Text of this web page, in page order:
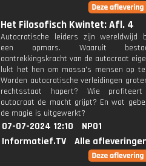
Het Filosofisch Kwintet: Afl. 4
Autocratische leiders zijn wereldwijd
een opmars. Waaruit
aantrekkingskracht van de autocraat
lukt het hen om massa's mensen op
Worden autocratische verleidingen
rechtsstaat hapert? Wie
autocraat de macht grijpt? En wat
de magie is uitgewerkt?
07-07-2024 12:10
NPO1
Informatief.TV
Alle